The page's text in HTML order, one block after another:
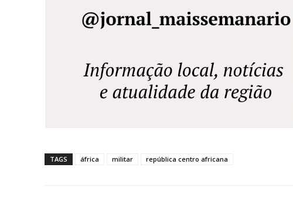
TAGS áfrica militar república centro africana